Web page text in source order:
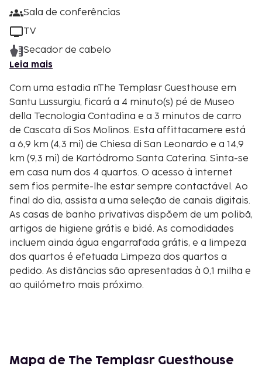
Sala de conferências
TV
Secador de cabelo
Leia mais
Com uma estadia nThe Templasr Guesthouse em
Santu Lussurgiu, ficará a 4 minuto(s) pé de Museo
della Tecnologia Contadina e a 3 minutos de carro
de Cascata di Sos Molinos. Esta affittacamere está
a 6,9 km (4,3 mi) de Chiesa di San Leonardo e a 14,9
km (9,3 mi) de Kartódromo Santa Caterina. Sinta-se
em casa num dos 4 quartos. O acesso à internet
sem fios permite-lhe estar sempre contactável. Ao
final do dia, assista a uma seleção de canais digitais.
As casas de banho privativas dispõem de um polibã,
artigos de higiene grátis e bidé. As comodidades
incluem ainda água engarrafada grátis, e a limpeza
dos quartos é efetuada Limpeza dos quartos a
pedido. As distâncias são apresentadas à 0,1 milha e
ao quilómetro mais próximo.
Pozzo Sacro di Santa Cristina - 15,9 km/9,9 mi
Mapa de The Templasr Guesthouse